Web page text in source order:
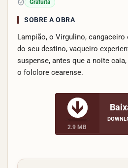
Gratuita
SOBRE A OBRA
Lampião, o Virgulino, cangaceiro
do seu destino, vaqueiro
suspense, antes que a noite
o folclore cearense.
2.9 MB